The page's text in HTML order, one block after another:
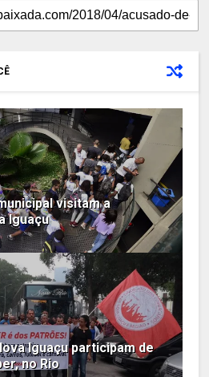
visitam a
Iguaçu
Iguaçu participam de
no Rio